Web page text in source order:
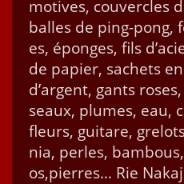
mo­tives, cou­ver­cles
balles de ping-pong,
es, éponges, fils
de papi­er, sachets
d’argent, gants
seaux, plumes, eau,
fleurs, gui­tare,
nia, per­les,
os,pierres… Rie